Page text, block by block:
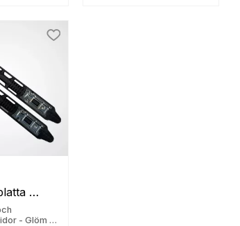
- Glöm ej
Lägg till i favoriter